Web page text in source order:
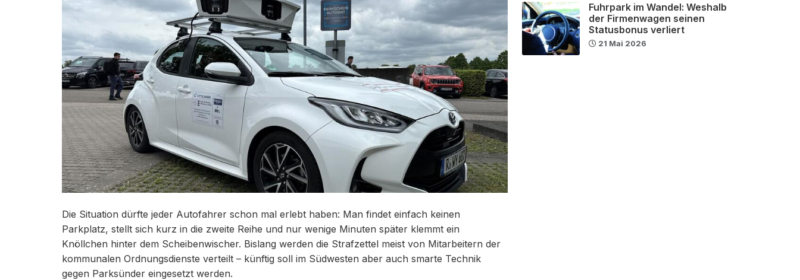
Die Situation dürfte jeder Autofahrer schon mal erlebt haben: Man findet einfach keinen
Parkplatz, stellt sich kurz in die zweite Reihe und nur wenige Minuten später klemmt ein
Knöllchen hinter dem Scheibenwischer. Bislang werden die Strafzettel meist von Mitarbeitern der
kommunalen Ordnungsdienste verteilt – künftig soll im Südwesten aber auch smarte Technik
gegen Parksünder eingesetzt werden.
Fuhrpark im Wandel: Weshalb
der Firmenwagen seinen
Statusbonus verliert
21 Mai 2026